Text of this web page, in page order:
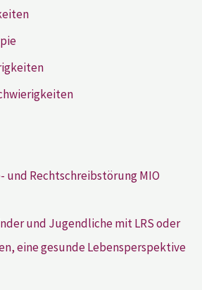
und Jugendliche mit LRS oder
eine gesunde Lebensperspektive